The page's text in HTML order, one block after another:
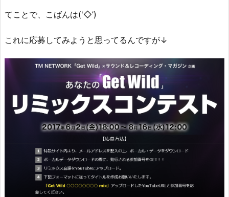
てことで、こばんは('◇’)ゞ
これに応募してみようと思ってるんですが↓